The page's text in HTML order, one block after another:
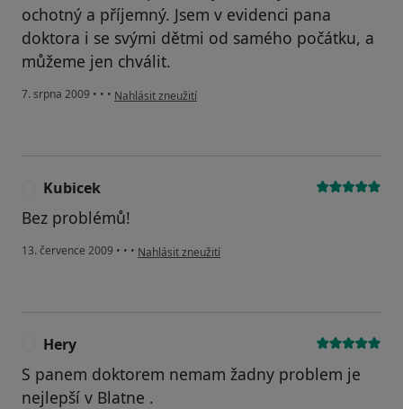
ochotný a příjemný. Jsem v evidenci pana
doktora i se svými dětmi od samého počátku, a
můžeme jen chválit.
7. srpna 2009 • • • podle názoru uživatele Šeriová Marie
Nahlásit zneužití
Kubicek
Bez problémů!
13. července 2009 • • • podle názoru uživatele Kubicek
Nahlásit zneužití
Hery
S panem doktorem nemam žadny problem je
nejlepší v Blatne .